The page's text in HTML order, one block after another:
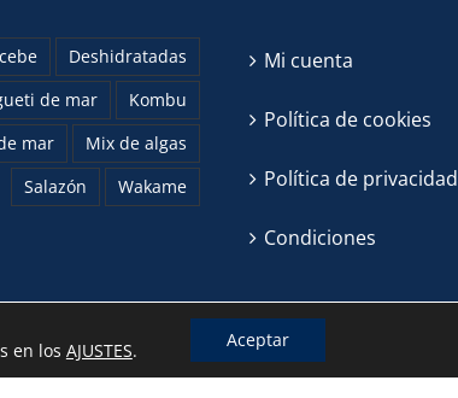
Deshidratadas
de mar
Kombu
mar
Mix de algas
Salazón
Wakame
Mi cuenta
Política de cookies
Política de privacidad
Condiciones
en los AJUSTES. Aceptar